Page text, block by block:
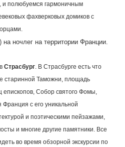
полюбуемся гармоничным
фахверковых домиков с
на ночлег на территории Франции.
Страсбург. В Страсбурге есть что
старинной Таможни, площадь
епископов, Собор святого Фомы,
Франция с его уникальной
и поэтическими пейзажами,
и многие другие памятники. Все
во время обзорной экскурсии по